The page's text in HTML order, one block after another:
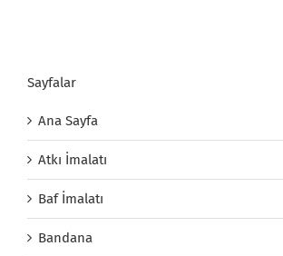
Sayfalar
Ana Sayfa
Atkı İmalatı
Baf İmalatı
Bandana